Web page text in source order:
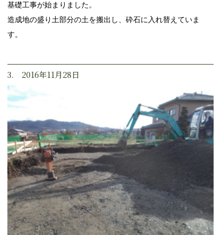
基礎工事が始まりました。
造成地の盛り土部分の土を搬出し、砕石に入れ替えていま
す。
3. 2016年11月28日